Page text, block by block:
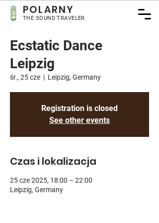
POLARNY
THE SOUND TRAVELER
Ecstatic Dance
Leipzig
śr., 25 cze
  |
Leipzig, Germany
Registration is closed
See other events
Czas i lokalizacja
25 cze 2025, 18:00 – 22:00
Leipzig, Germany